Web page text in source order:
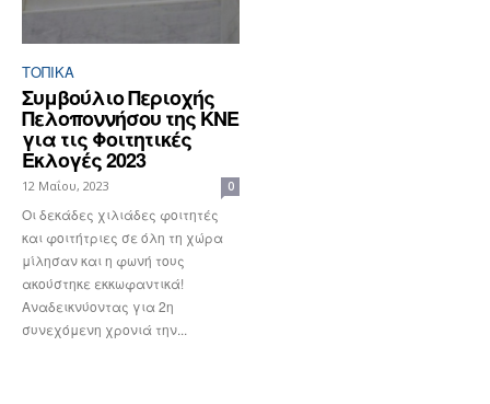
ΤΟΠΙΚΑ
Συμβούλιο Περιοχής
Πελοποννήσου της ΚΝΕ
για τις Φοιτητικές
Εκλογές 2023
12 Μαΐου, 2023 0
Οι δεκάδες χιλιάδες φοιτητές
και φοιτήτριες σε όλη τη χώρα
μίλησαν και η φωνή τους
ακούστηκε εκκωφαντικά!
Αναδεικνύοντας για 2η
συνεχόμενη χρονιά την...